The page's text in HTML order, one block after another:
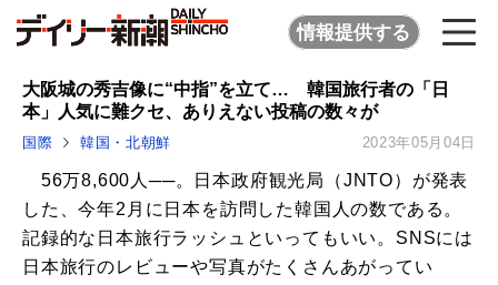
情報提供する
大阪城の秀吉像に“中指”を立て… 韓国旅行者の「日
本」人気に難クセ、ありえない投稿の数々が
国際 韓国・北朝鮮 2023年05月04日
56万8,600人──。日本政府観光局（JNTO）が発表
した、今年2月に日本を訪問した韓国人の数である。
記録的な日本旅行ラッシュといってもいい。SNSには
日本旅行のレビューや写真がたくさんあがってい